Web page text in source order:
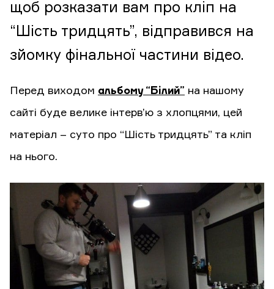
щоб розказати вам про кліп на
“Шість тридцять”, відправився на
зйомку фінальної частини відео.
Перед виходом альбому “Білий” на нашому
сайті буде велике інтерв’ю з хлопцями, цей
матеріал – суто про “Шість тридцять” та кліп
на нього.